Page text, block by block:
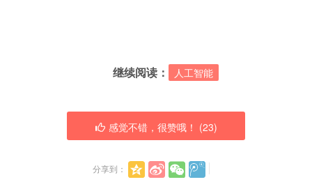
继续阅读： 人工智能
感觉不错，很赞哦！ (23)
分享到：